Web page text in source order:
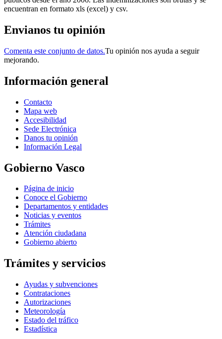
encuentran en formato xls (excel) y csv.
Envianos tu opinión
Comenta este conjunto de datos.Tu opinión nos ayuda a seguir
mejorando.
Información general
Contacto
Mapa web
Accesibilidad
Sede Electrónica
Danos tu opinión
Información Legal
Gobierno Vasco
Página de inicio
Conoce el Gobierno
Departamentos y entidades
Noticias y eventos
Trámites
Atención ciudadana
Gobierno abierto
Trámites y servicios
Ayudas y subvenciones
Contrataciones
Autorizaciones
Meteorología
Estado del tráfico
Estadística